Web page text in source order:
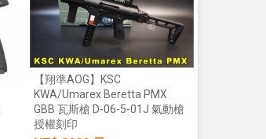
【翔準AOG】KSC
KWA/Umarex Beretta PMX
GBB 瓦斯槍 D-06-5-01J 氣動槍
授權刻印